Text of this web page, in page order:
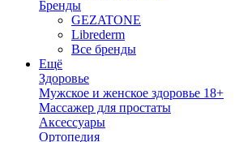
Бренды
GEZATONE
Librederm
Все бренды
Ещё
Здоровье
Мужское и женское здоровье 18+
Массажер для простаты
Аксессуары
Ортопедия